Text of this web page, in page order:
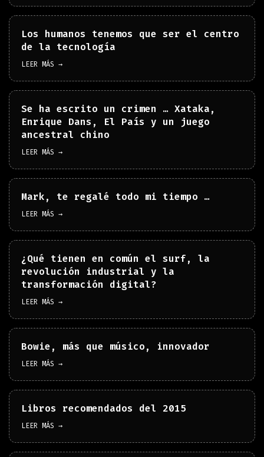
Los humanos tenemos que ser el centro
de la tecnología
LEER MÁS →
Se ha escrito un crimen … Xataka,
Enrique Dans, El País y un juego
ancestral chino
LEER MÁS →
Mark, te regalé todo mi tiempo …
LEER MÁS →
¿Qué tienen en común el surf, la
revolución industrial y la
transformación digital?
LEER MÁS →
Bowie, más que músico, innovador
LEER MÁS →
Libros recomendados del 2015
LEER MÁS →